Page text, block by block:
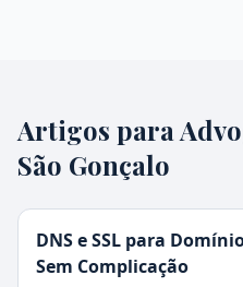
Artigos para
São Gonçalo
DNS e SSL para
Sem Complicação